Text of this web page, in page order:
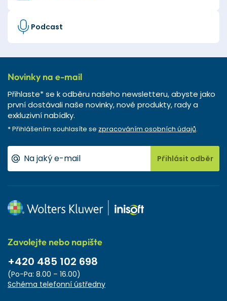
Podcast
Novinky na e-mail
Přihlaste* se k odběru našeho newsletteru, abyste jako
první dostávali naše novinky, nové produkty, rady a
exkluzivní nabídky.
* Přihlášením souhlasíte se zpracováním osobních údajů.
Přihlásit odběr
Zavolejte nebo napište
+420 485 102 698
(Po-Pa: 8.00 – 16.00)
Schéma telefonní ústředny